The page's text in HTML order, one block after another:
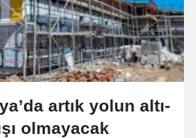
artık yolun altı-
olmayacak